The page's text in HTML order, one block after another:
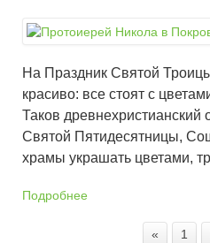
На Праздник Святой
красиво: все стоят с
Таков древнехристианский
Святой Пятидесятницы,
храмы украшать цветами,
Подробнее
« 1